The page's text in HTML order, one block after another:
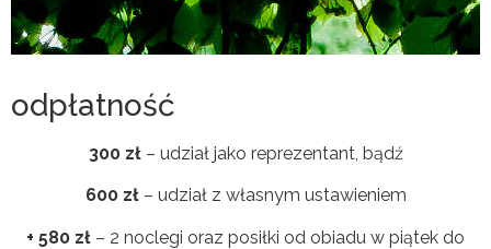
odpłatność
300 zł– udział jako reprezentant, bądź
600 zł– udział z własnym ustawieniem
+ 580 zł – 2 noclegi oraz posiłki od obiadu w piątek do